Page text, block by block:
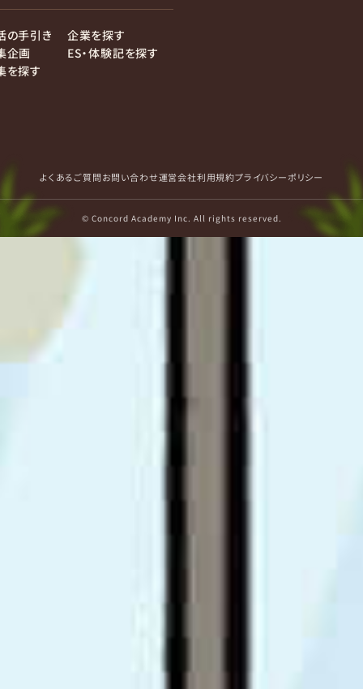
の手引き
企画
を探す
企業を探す
ES・体験記を探す
よくあるご質問お問い合わせ運営会社利用規約プライバシーポリシー
© Concord Academy Inc. All rights reserved.